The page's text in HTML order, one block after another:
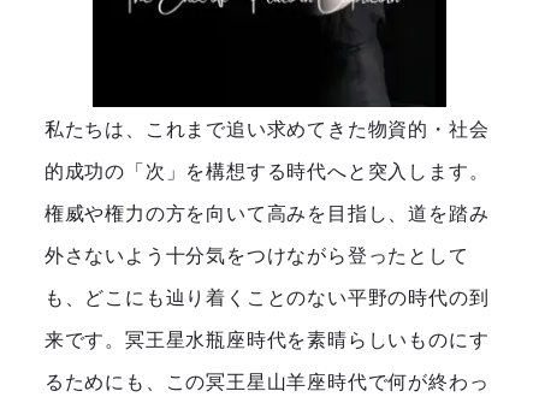
私たちは、これまで追い求めてきた物資的・社会
的成功の「次」を構想する時代へと突入します。
権威や権力の方を向いて高みを目指し、道を踏み
外さないよう十分気をつけながら登ったとして
も、どこにも辿り着くことのない平野の時代の到
来です。冥王星水瓶座時代を素晴らしいものにす
るためにも、この冥王星山羊座時代で何が終わっ